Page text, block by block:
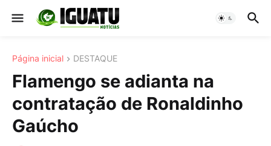
Página inicial DESTAQUE
Flamengo se adianta na
contratação de Ronaldinho
Gaúcho